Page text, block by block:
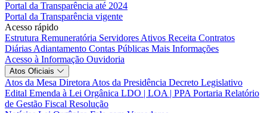
Portal da Transparência até 2024
Portal da Transparência vigente
Acesso rápido
Estrutura Remuneratória Servidores Ativos Receita Contratos
Diárias Adiantamento Contas Públicas Mais Informações
Acesso à Informação Ouvidoria
Atos Oficiais
Atos da Mesa Diretora Atos da Presidência Decreto Legislativo
Edital Emenda à Lei Orgânica LDO | LOA | PPA Portaria Relatório
de Gestão Fiscal Resolução